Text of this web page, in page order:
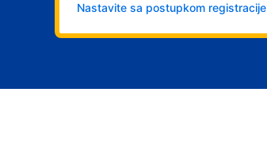
Nastavite sa postupkom registracije